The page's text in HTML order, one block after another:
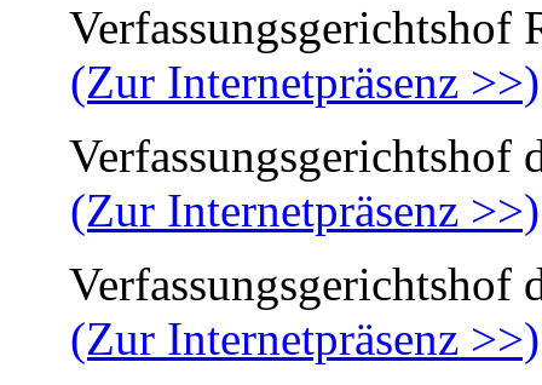
Verfassungsgerichtshof
(Zur Internetpräsenz >>)
Verfassungsgerichtshof
(Zur Internetpräsenz >>)
Verfassungsgerichtshof
(Zur Internetpräsenz >>)